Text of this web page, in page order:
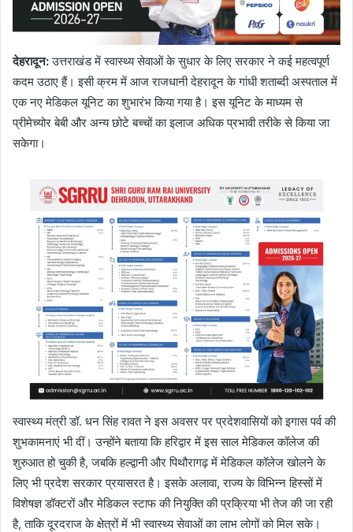
देहरादून:उत्तराखंड में स्वास्थ्य सेवाओं के सुधार के लिए सरकार ने कई महत्वपूर्ण
कदम उठाए हैं। इसी क्रम में आज राजधानी देहरादून के गांधी शताब्दी अस्पताल में
एक नए मेडिकल यूनिट का शुभारंभ किया गया है। इस यूनिट के माध्यम से
प्रीमेच्योर बेबी और अन्य छोटे बच्चों का इलाज अधिक प्रभावी तरीके से किया जा
सकेगा।
स्वास्थ्य मंत्री डॉ. धन सिंह रावत ने इस अवसर पर प्रदेशवासियों को इगास पर्व की
शुभकामनाएं भी दीं। उन्होंने बताया कि हरिद्वार में इस साल मेडिकल कॉलेज की
शुरुआत हो चुकी है, जबकि हल्द्वानी और पिथौरागढ़ में मेडिकल कॉलेज खोलने के
लिए भी प्रदेश सरकार प्रयासरत है। इसके अलावा, राज्य के विभिन्न हिस्सों में
विशेषज्ञ डॉक्टरों और मेडिकल स्टाफ की नियुक्ति की प्रक्रिया भी तेज की जा रही
है, ताकि दूरदराज के क्षेत्रों में भी स्वास्थ्य सेवाओं का लाभ लोगों को मिल सके।